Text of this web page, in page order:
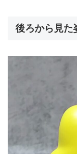
後ろから見た